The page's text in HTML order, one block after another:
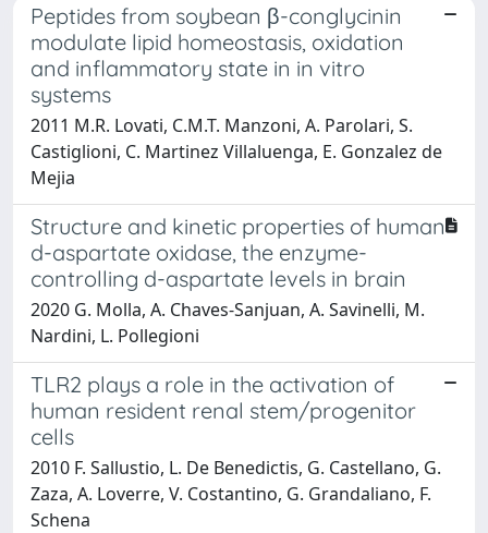
Peptides from soybean β-conglycinin
modulate lipid homeostasis, oxidation
and inflammatory state in in vitro
systems
2011 M.R. Lovati, C.M.T. Manzoni, A. Parolari, S.
Castiglioni, C. Martinez Villaluenga, E. Gonzalez de
Mejia
Structure and kinetic properties of human
d-aspartate oxidase, the enzyme-
controlling d-aspartate levels in brain
2020 G. Molla, A. Chaves-Sanjuan, A. Savinelli, M.
Nardini, L. Pollegioni
TLR2 plays a role in the activation of
human resident renal stem/progenitor
cells
2010 F. Sallustio, L. De Benedictis, G. Castellano, G.
Zaza, A. Loverre, V. Costantino, G. Grandaliano, F.
Schena